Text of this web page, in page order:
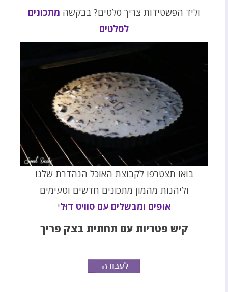
וליד הפשטידות צריך סלטים? בבקשה מתכונים
לסלטים
בואו תצטרפו לקבוצת האוכל הנהדרת שלנו
וליהנות מהמון מתכונים חדשים וטעימים
אופים ומבשלים עם סוויט דוּלי
קיש פטריות עם תחתית בצק פריך